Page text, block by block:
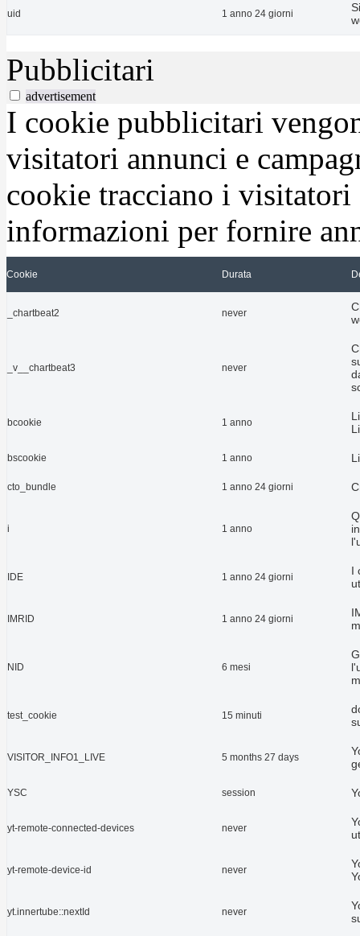
uid 1 anno 24 giorni
Pubblicitari
advertisement
I cookie pubblicitari
visitatori annunci e
cookie tracciano i visitatori
informazioni per fornire
Cookie Durata
_chartbeat2 never
_v__chartbeat3 never
bcookie 1 anno
bscookie 1 anno
cto_bundle 1 anno 24 giorni
i 1 anno
IDE 1 anno 24 giorni
I
IMRID 1 anno 24 giorni
NID 6 mesi
test_cookie 15 minuti
VISITOR_INFO1_LIVE 5 months 27 days
YSC session
yt-remote-connected-devices never
yt-remote-device-id never
yt.innertube::nextId never